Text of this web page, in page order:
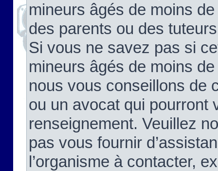
mineurs âgés de moins
des parents ou des
Si vous ne savez pas si
mineurs âgés de moins
nous vous conseillons de
ou un avocat qui pourront
renseignement. Veuillez
pas vous fournir
l’organisme à contacter,